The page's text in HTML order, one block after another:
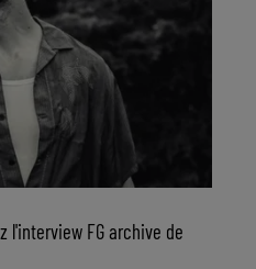
l'interview FG archive de